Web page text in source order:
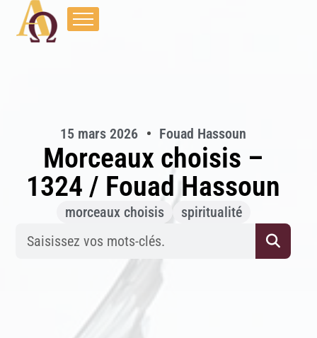
15 mars 2026 Fouad Hassoun
Morceaux choisis –
1324 / Fouad Hassoun
morceaux choisis spiritualité